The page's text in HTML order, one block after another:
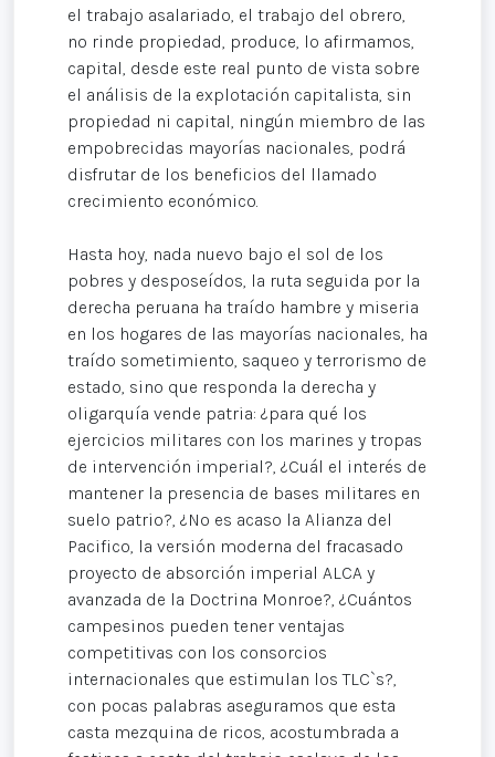
el trabajo asalariado, el trabajo del obrero,
no rinde propiedad, produce, lo afirmamos,
capital, desde este real punto de vista sobre
el análisis de la explotación capitalista, sin
propiedad ni capital, ningún miembro de las
empobrecidas mayorías nacionales, podrá
disfrutar de los beneficios del llamado
crecimiento económico.
Hasta hoy, nada nuevo bajo el sol de los
pobres y desposeídos, la ruta seguida por la
derecha peruana ha traído hambre y miseria
en los hogares de las mayorías nacionales, ha
traído sometimiento, saqueo y terrorismo de
estado, sino que responda la derecha y
oligarquía vende patria: ¿para qué los
ejercicios militares con los marines y tropas
de intervención imperial?, ¿Cuál el interés de
mantener la presencia de bases militares en
suelo patrio?, ¿No es acaso la Alianza del
Pacifico, la versión moderna del fracasado
proyecto de absorción imperial ALCA y
avanzada de la Doctrina Monroe?, ¿Cuántos
campesinos pueden tener ventajas
competitivas con los consorcios
internacionales que estimulan los TLC`s?,
con pocas palabras aseguramos que esta
casta mezquina de ricos, acostumbrada a